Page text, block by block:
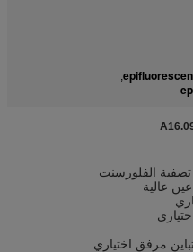
,
مرفق اختياري